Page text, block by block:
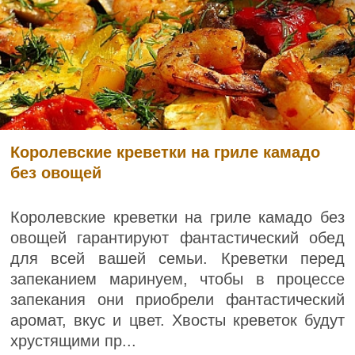
Королевские креветки на гриле камадо
без овощей
Королевские креветки на гриле камадо без
овощей гарантируют фантастический обед
для всей вашей семьи. Креветки перед
запеканием маринуем, чтобы в процессе
запекания они приобрели фантастический
аромат, вкус и цвет. Хвосты креветок будут
хрустящими пр...